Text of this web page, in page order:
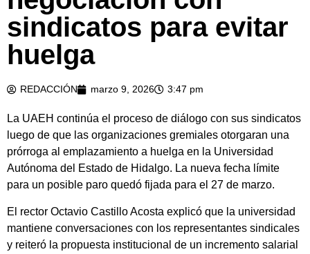
sindicatos para evitar
huelga
REDACCIÓN marzo 9, 2026 3:47 pm
La UAEH continúa el proceso de diálogo con sus sindicatos
luego de que las organizaciones gremiales otorgaran una
prórroga al emplazamiento a huelga en la Universidad
Autónoma del Estado de Hidalgo. La nueva fecha límite
para un posible paro quedó fijada para el 27 de marzo.
El rector Octavio Castillo Acosta explicó que la universidad
mantiene conversaciones con los representantes sindicales
y reiteró la propuesta institucional de un incremento salarial